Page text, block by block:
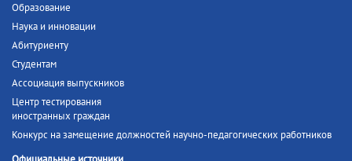
Образование
Наука и инновации
Абитуриенту
Студентам
Ассоциация выпускников
Центр тестирования
иностранных граждан
Конкурс на замещение должностей научно-педагогических работников